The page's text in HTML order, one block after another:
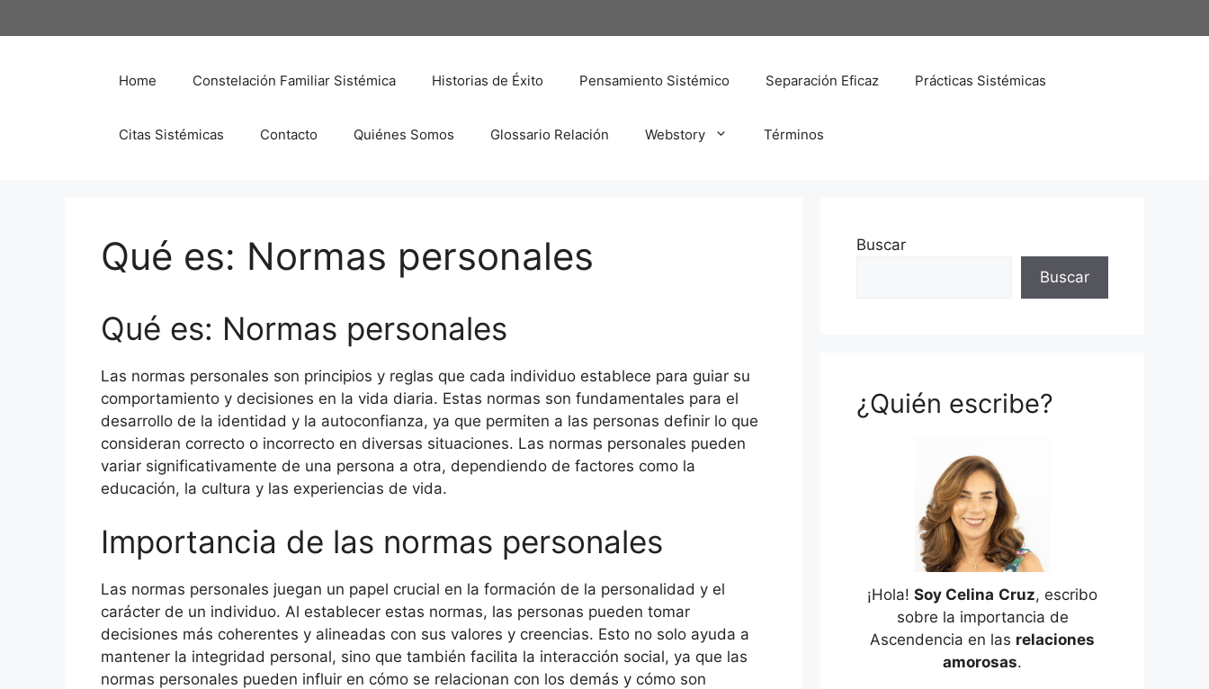
al
Home Constelación Familiar Sistémica Historias de Éxito Pensamiento Sistémico Separación Eficaz Prácticas Sistémicas
Citas Sistémicas Contacto Quiénes Somos Glossario Relación Webstory Términos
Qué es: Normas personales
Qué es: Normas personales
Las normas personales son principios y reglas que cada individuo establece para guiar su
comportamiento y decisiones en la vida diaria. Estas normas son fundamentales para el
desarrollo de la identidad y la autoconfianza, ya que permiten a las personas definir lo que
consideran correcto o incorrecto en diversas situaciones. Las normas personales pueden
variar significativamente de una persona a otra, dependiendo de factores como la
educación, la cultura y las experiencias de vida.
Importancia de las normas personales
Las normas personales juegan un papel crucial en la formación de la personalidad y el
carácter de un individuo. Al establecer estas normas, las personas pueden tomar
decisiones más coherentes y alineadas con sus valores y creencias. Esto no solo ayuda a
mantener la integridad personal, sino que también facilita la interacción social, ya que las
normas personales pueden influir en cómo se relacionan con los demás y cómo son
Buscar
Buscar
¿Quién escribe?
¡Hola! Soy Celina Cruz, escribo
sobre la importancia de
Ascendencia en las relaciones
amorosas.